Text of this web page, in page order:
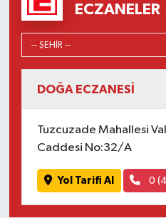
ECZANELER
DOĞA ECZANESİ
Tuzcuzade Mahallesi
Caddesi No:32/A
Yol Tarifi Al 0